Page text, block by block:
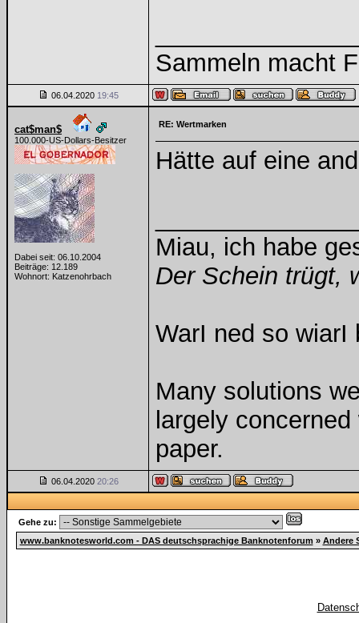
Sammeln macht
06.04.2020 19:45
cat$man$
100.000-US-Dollars-Besitzer
Dabei seit: 06.10.2004
Beiträge: 12.189
Wohnort: Katzenohrbach
RE: Wertmarken
Hätte auf eine
Miau, ich habe
Der Schein trügt,
WarI ned so wiarI
Many solutions
largely
paper.
06.04.2020 20:26
Gehe zu:
www.banknotesworld.com - DAS deutschsprachige Banknotenforum » Andere